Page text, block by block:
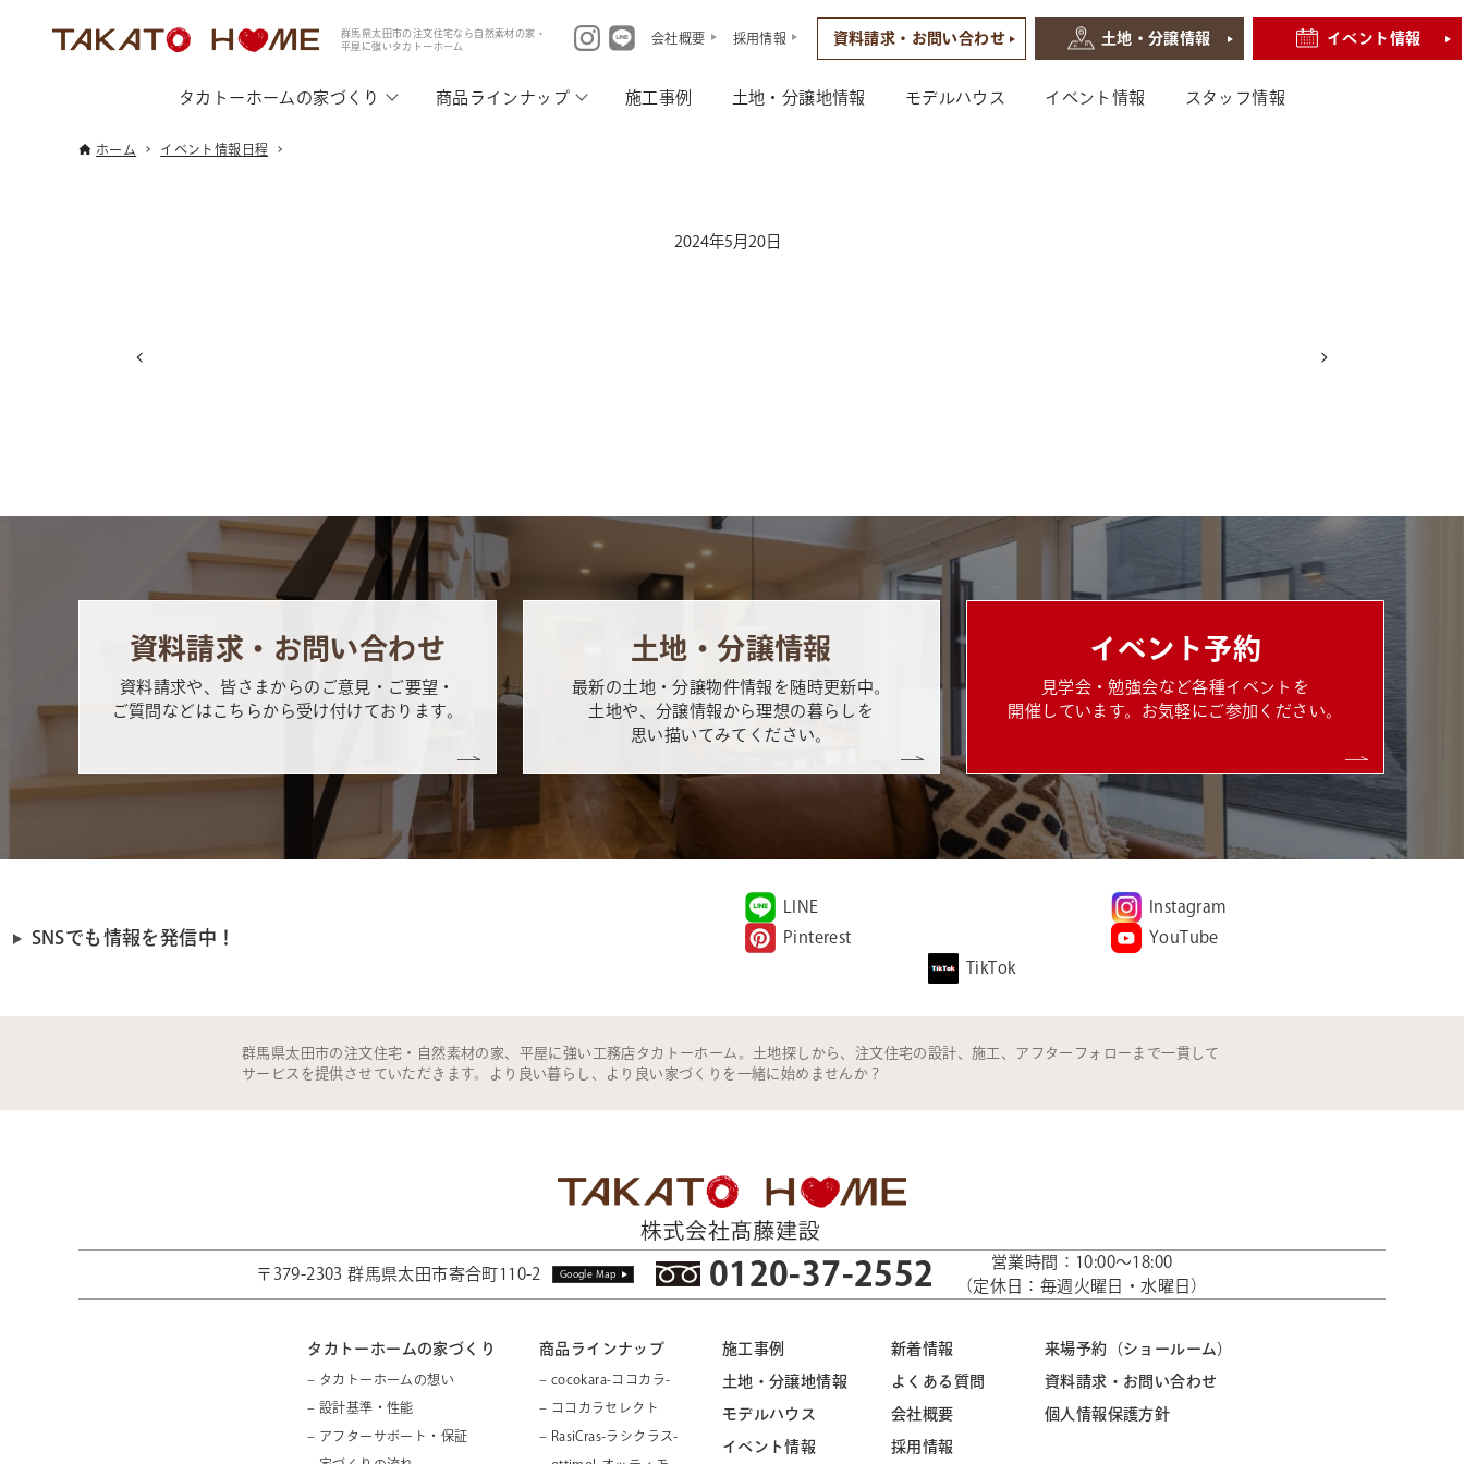
群馬県太田市の注文住宅なら自然素材の家・
平屋に強いタカトーホーム
会社概要 採用情報 資料請求・お問い合わせ 土地・分譲情報 イベント情報
タカトーホームの家づくり 商品ラインナップ 施工事例 土地・分譲地情報 モデルハウス イベント情報 スタッフ情報
ホーム イベント情報日程
2024年5月20日
資料請求・お問い合わせ
資料請求や、皆さまからのご意見・ご要望・
ご質問などはこちらから受け付けております。
土地・分譲情報
最新の土地・分譲物件情報を随時更新中。
土地や、分譲情報から理想の暮らしを
思い描いてみてください。
イベント予約
見学会・勉強会など各種イベントを
開催しています。お気軽にご参加ください。
SNSでも情報を発信中！
LINE
Instagram
Pinterest
YouTube
TikTok
群馬県太田市の注文住宅・自然素材の家、平屋に強い工務店タカトーホーム。土地探しから、注文住宅の設計、施工、アフターフォローまで一貫して
サービスを提供させていただきます。より良い暮らし、より良い家づくりを一緒に始めませんか？
〒379-2303 群馬県太田市寄合町110-2 Google Map 0120-37-2552
営業時間：10:00～18:00
（定休日：毎週火曜日・水曜日）
タカトーホームの家づくり
– タカトーホームの想い
– 設計基準・性能
– アフターサポート・保証
商品ラインナップ
– cocokara-ココカラ-
– ココカラセレクト
– RasiCras-ラシクラス-
施工事例
土地・分譲地情報
モデルハウス
イベント情報
新着情報
よくある質問
会社概要
採用情報
来場予約（ショールーム）
資料請求・お問い合わせ
個人情報保護方針